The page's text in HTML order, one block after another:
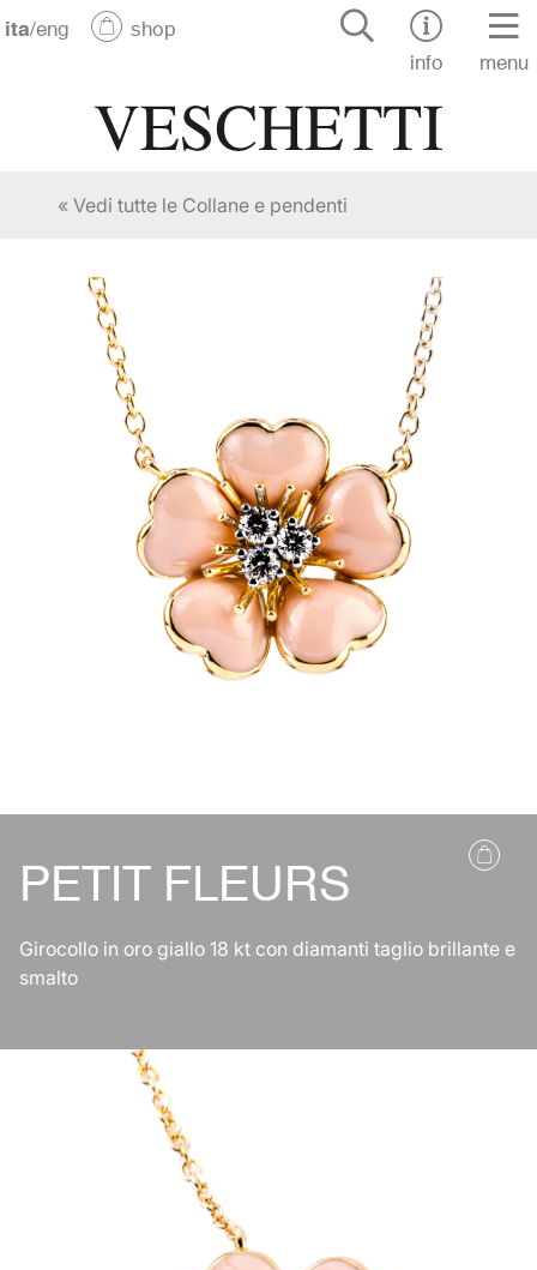
ita/eng
shop
info
menu
« Vedi tutte le Collane e pendenti
PETIT FLEURS
Girocollo in oro giallo 18 kt con diamanti taglio brillante e
smalto